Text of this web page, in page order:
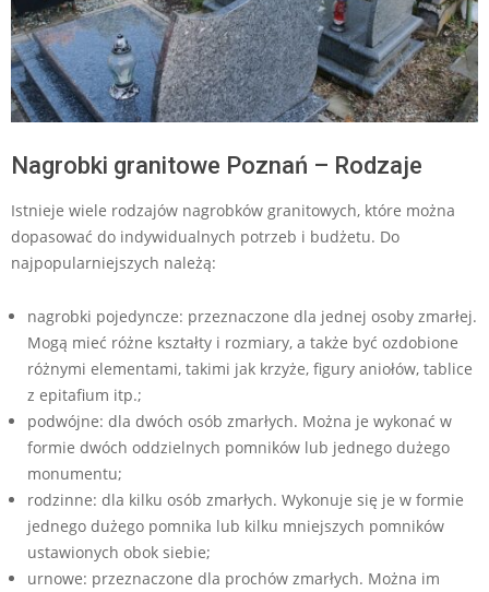
Nagrobki granitowe Poznań – Rodzaje
Istnieje wiele rodzajów nagrobków granitowych, które można
dopasować do indywidualnych potrzeb i budżetu. Do
najpopularniejszych należą:
nagrobki pojedyncze: przeznaczone dla jednej osoby zmarłej.
Mogą mieć różne kształty i rozmiary, a także być ozdobione
różnymi elementami, takimi jak krzyże, figury aniołów, tablice
z epitafium itp.;
podwójne: dla dwóch osób zmarłych. Można je wykonać w
formie dwóch oddzielnych pomników lub jednego dużego
monumentu;
rodzinne: dla kilku osób zmarłych. Wykonuje się je w formie
jednego dużego pomnika lub kilku mniejszych pomników
ustawionych obok siebie;
urnowe: przeznaczone dla prochów zmarłych. Można im